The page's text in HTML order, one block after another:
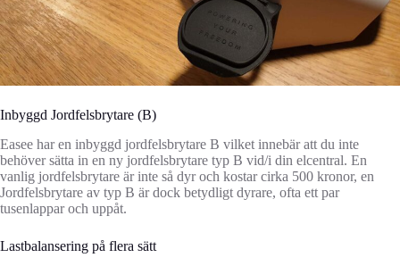
Inbyggd Jordfelsbrytare (B)
Easee har en inbyggd jordfelsbrytare B vilket innebär att du inte
behöver sätta in en ny jordfelsbrytare typ B vid/i din elcentral. En
vanlig jordfelsbrytare är inte så dyr och kostar cirka 500 kronor, en
Jordfelsbrytare av typ B är dock betydligt dyrare, ofta ett par
tusenlappar och uppåt.
Lastbalansering på flera sätt